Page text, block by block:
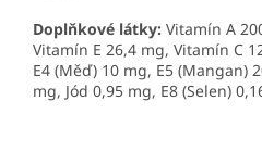
Doplňkové látky: Vitamín A
Vitamín E 26,4 mg, Vitamín C
E4 (Měď) 10 mg, E5 (Mangan)
mg, Jód 0,95 mg, E8 (Selen)